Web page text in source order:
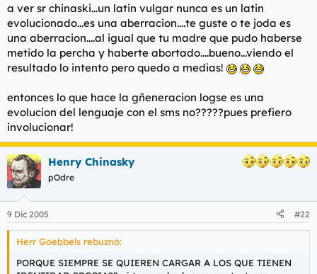
a ver sr chinaski...un latin vulgar nunca es un latin
evolucionado...es una aberracion....te guste o te joda es
una aberracion....al igual que tu madre que pudo haberse
metido la percha y haberte abortado....bueno...viendo el
resultado lo intento pero quedo a medias!
entonces lo que hace la gñeneracion logse es una
evolucion del lenguaje con el sms no?????pues prefiero
involucionar!
Henry Chinasky
pOdre
9 Dic 2005 #22
Herr Goebbels rebuznó:
PORQUE SIEMPRE SE QUIEREN CARGAR A LOS QUE TIENEN